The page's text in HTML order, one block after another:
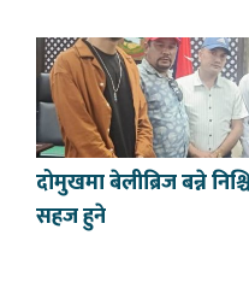
दोमुखमा बेलीब्रिज बन्ने
सहज हुने